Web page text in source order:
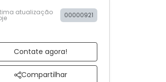
atualização 00000921
Contate agora!
Compartilhar